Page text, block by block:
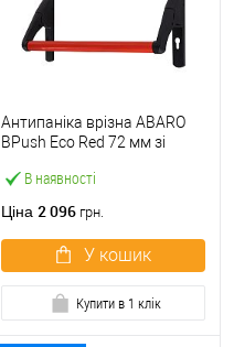
В наявності
Антипаніка врізна ABARO
BPush Eco Red 72 мм зі
Ціна 2 096 грн.
У кошик
Купити в 1 клік